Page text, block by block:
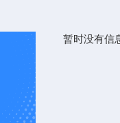
暂时没有信